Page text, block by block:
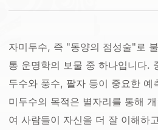
자미두수, 즉 "동양의 점성술"로
통 운명학의 보물 중 하나입니다.
두수와 풍수, 팔자 등이 중요한 예
미두수의 목적은 별자리를 통해
여 사람들이 자신을 더 잘 이해하